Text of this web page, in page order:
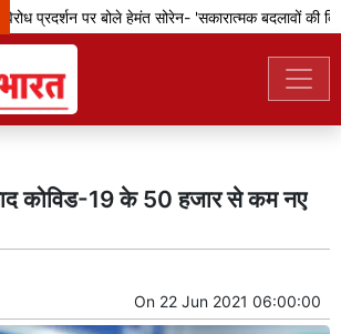
प्रदर्शन पर बोले हेमंत सोरेन- 'सकारात्मक बदलावों की
कोविड-19 के 50 हजार से कम नए
On 22 Jun 2021 06:00:00